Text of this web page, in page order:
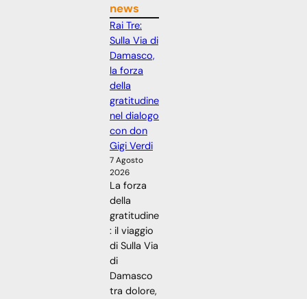
news
Rai Tre:
Sulla Via di
Damasco,
la forza
della
gratitudine
nel dialogo
con don
Gigi Verdi
7 Agosto
2026
La forza
della
gratitudine
: il viaggio
di Sulla Via
di
Damasco
tra dolore,